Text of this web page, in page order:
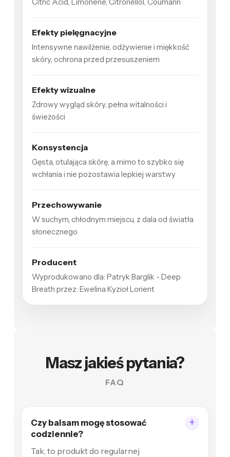
Efekty pielęgnacyjne
Intensywne nawilżenie, odżywienie i miękkość
skóry, ochrona przed przesuszeniem
Efekty wizualne
Zdrowy wygląd skóry, pełna witalności i
świeżości
Konsystencja
Gęsta, otulająca skórę, a mimo to szybko się
wchłania i nie pozostawia lepkiej warstwy
Przechowywanie
W suchym, chłodnym miejscu, z dala od światła
słonecznego
Producent
Wyprodukowano dla: Patryk Barglik - Deep
Breath przez: Ewelina Kyzioł Lorient
Masz jakieś pytania?
FAQ
Czy balsam mogę stosować
codziennie?
Tak, to produkt do regularnej